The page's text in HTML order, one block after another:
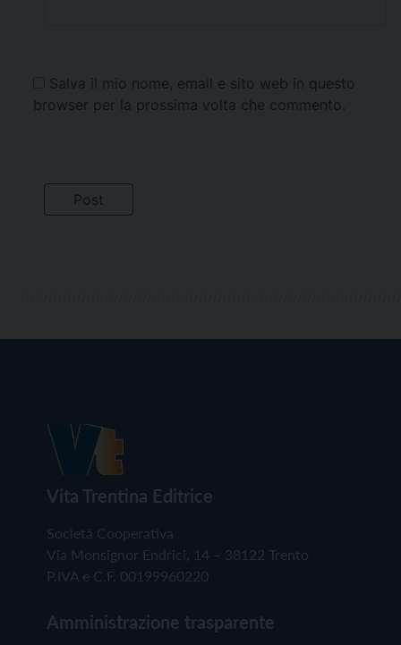
Salva il mio nome, email e sito web in questo
browser per la prossima volta che commento.
Vita Trentina Editrice
Società Cooperativa
Via Monsignor Endrici, 14 – 38122 Trento
P.IVA e C.F. 00199960220
Amministrazione trasparente